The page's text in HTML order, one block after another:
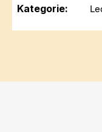
Kategorie: